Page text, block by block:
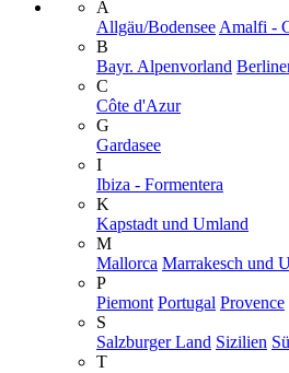
A
Allgäu/Bodensee Amalfi -
B
Bayr. Alpenvorland
C
Côte d'Azur
G
Gardasee
I
Ibiza - Formentera
K
Kapstadt und Umland
M
Mallorca Marrakesch und
P
Piemont Portugal Provence
S
Salzburger Land Sizilien
T